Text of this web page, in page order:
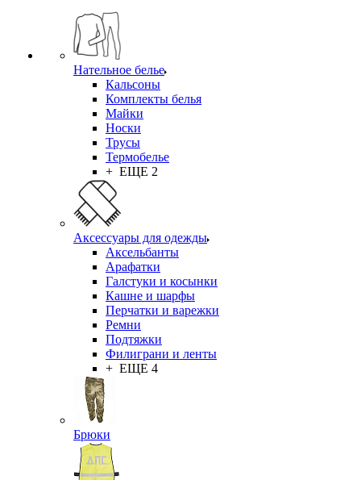
Нательное белье
Кальсоны
Комплекты белья
Майки
Носки
Трусы
Термобелье
+ ЕЩЕ 2
Аксессуары для одежды
Аксельбанты
Арафатки
Галстуки и косынки
Кашне и шарфы
Перчатки и варежки
Ремни
Подтяжки
Филиграни и ленты
+ ЕЩЕ 4
Брюки